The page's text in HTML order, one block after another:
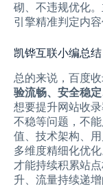
砌、不违规优化
引擎精准判定内
凯铧互联小编总结
总的来说，百度
验流畅、安全稳
想要提升网站收
不稳等问题，不
值、技术架构、
多维度精细化优
才能持续积累站
升、流量持续递增